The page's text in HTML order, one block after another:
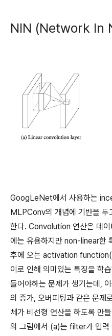
NIN (Network In
GoogLeNet에서 사용하는
MLPConv의 개념에 기반을 두
한다. Convolution 연산은 데이
에는 유용하지만 non-linear한
후에 오는 activation
이로 인해 의미있는 특징을 학
들어야하는 문제가 생기는데,
의 증가, 오버피팅과 같은 문제
체가 비선형 연산을 하도록 만
의 그림에서 (a)는 filter가 입